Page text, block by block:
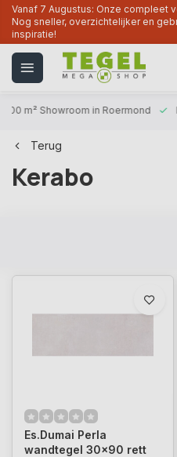
Vanaf 7 Augustus: Onze compleet
Nog sneller, overzichtelijker en
inspiratie!
m² Showroom in Roermond
Terug
Kerabo
Es.Dumai Perla
wandtegel 30x90 rett